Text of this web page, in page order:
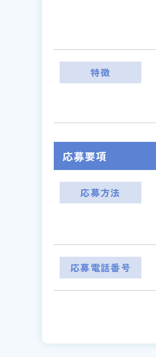
特徴
応募要項
応募方法
応募電話番号